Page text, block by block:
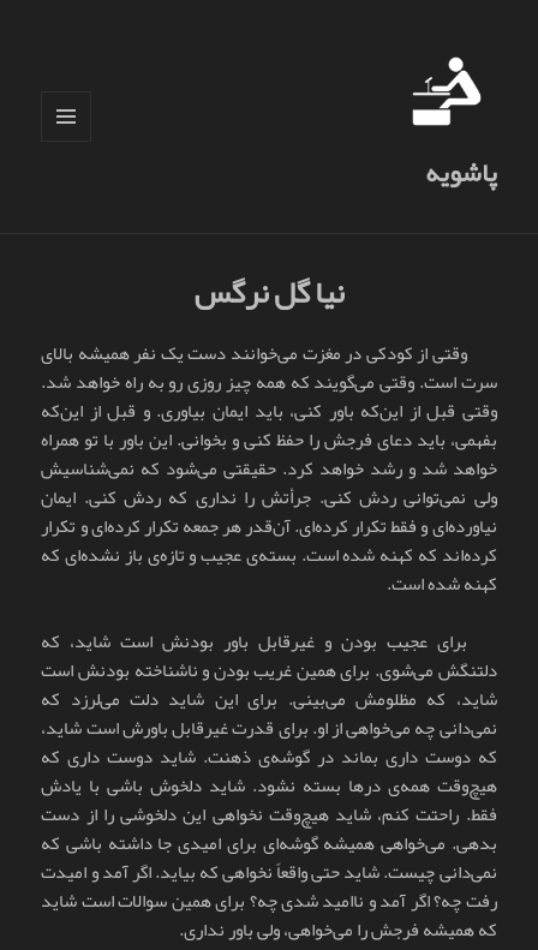
پاشویه
نیا گل نرگس
وقتی از کودکی در مغزت می‌خوانند دست یک نفر همیشه بالای
سرت است. وقتی می‌گویند که همه چیز روزی رو به راه خواهد شد.
وقتی قبل از این‌که باور کنی، باید ایمان بیاوری. و قبل از این‌که
بفهمی، باید دعای فرجش را حفظ کنی و بخوانی. این باور با تو همراه
خواهد شد و رشد خواهد کرد. حقیقتی می‌شود که نمی‌شناسیش
ولی نمی‌توانی ردش کنی. جرأتش را نداری که ردش کنی. ایمان
نیاورده‌ای و فقط تکرار کرده‌ای. آن‌قدر هر جمعه تکرار کرده‌ای و تکرار
کرده‌اند که کهنه شده است. بسته‌ی عجیب و تازه‌ی باز نشده‌ای که
کهنه شده است.
برای عجیب بودن و غیرقابل باور بودنش است شاید، که
دلتنگش می‌شوی. برای همین غریب بودن و ناشناخته بودنش است
شاید، که مظلومش می‌بینی. برای این شاید دلت می‌لرزد که
نمی‌دانی چه می‌خواهی از او. برای قدرت غیرقابل باورش است شاید،
که دوست داری بماند در گوشه‌ی ذهنت. شاید دوست داری که
هیچ‌وقت همه‌ی درها بسته نشود. شاید دلخوش باشی با یادش
فقط. راحتت کنم، شاید هیچ‌وقت نخواهی این دلخوشی را از دست
بدهی. می‌خواهی همیشه گوشه‌ای برای امیدی جا داشته باشی که
نمی‌دانی چیست. شاید حتی واقعاً نخواهی که بیاید. اگر آمد و امیدت
رفت چه؟ اگر آمد و ناامید شدی چه؟ برای همین سوالات است شاید
که همیشه فرجش را می‌خواهی، ولی باور نداری.